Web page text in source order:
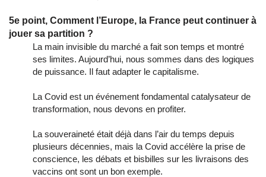
5e point, Comment l’Europe, la France peut continuer à
jouer sa partition ?
La main invisible du marché a fait son temps et montré
ses limites. Aujourd’hui, nous sommes dans des logiques
de puissance. Il faut adapter le capitalisme.
La Covid est un événement fondamental catalysateur de
transformation, nous devons en profiter.
La souveraineté était déjà dans l’air du temps depuis
plusieurs décennies, mais la Covid accélère la prise de
conscience, les débats et bisbilles sur les livraisons des
vaccins ont sont un bon exemple.